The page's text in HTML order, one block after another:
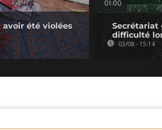
été violées
01:00
Secrétariat
difficulté
03/08 - 15:14